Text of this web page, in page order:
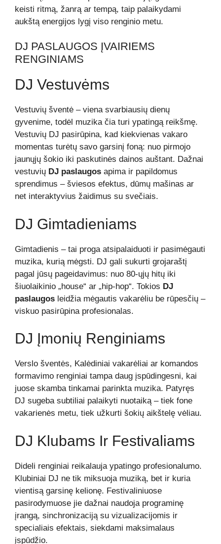
keisti ritmą, žanrą ar tempą, taip palaikydami
aukštą energijos lygį viso renginio metu.
DJ PASLAUGOS ĮVAIRIEMS
RENGINIAMS
DJ Vestuvėms
Vestuvių šventė – viena svarbiausių dienų
gyvenime, todėl muzika čia turi ypatingą reikšmę.
Vestuvių DJ pasirūpina, kad kiekvienas vakaro
momentas turėtų savo garsinį foną: nuo pirmojo
jaunųjų šokio iki paskutinės dainos auštant. Dažnai
vestuvių DJ paslaugos apima ir papildomus
sprendimus – šviesos efektus, dūmų mašinas ar
net interaktyvius žaidimus su svečiais.
DJ Gimtadieniams
Gimtadienis – tai proga atsipalaiduoti ir pasimėgauti
muzika, kurią mėgsti. DJ gali sukurti grojaraštį
pagal jūsų pageidavimus: nuo 80-ųjų hitų iki
šiuolaikinio „house“ ar „hip-hop“. Tokios DJ
paslaugos leidžia mėgautis vakarėliu be rūpesčių –
viskuo pasirūpina profesionalas.
DJ Įmonių Renginiams
Verslo šventės, Kalėdiniai vakarėliai ar komandos
formavimo renginiai tampa daug įspūdingesni, kai
juose skamba tinkamai parinkta muzika. Patyręs
DJ sugeba subtiliai palaikyti nuotaiką – tiek fone
vakarienės metu, tiek užkurti šokių aikštelę vėliau.
DJ Klubams Ir Festivaliams
Dideli renginiai reikalauja ypatingo profesionalumo.
Klubiniai DJ ne tik miksuoja muziką, bet ir kuria
vientisą garsinę kelionę. Festivaliniuose
pasirodymuose jie dažnai naudoja programinę
įrangą, sinchronizaciją su vizualizacijomis ir
specialiais efektais, siekdami maksimalaus
įspūdžio.